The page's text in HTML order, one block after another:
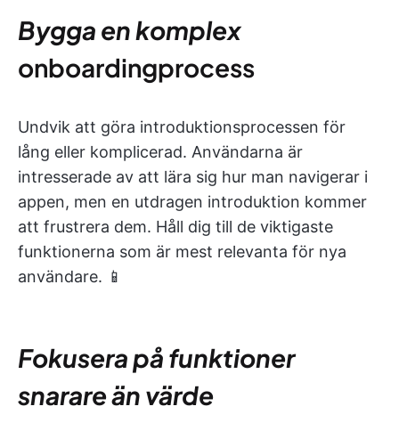
Bygga en komplex
onboardingprocess
Undvik att göra introduktionsprocessen för
lång eller komplicerad. Användarna är
intresserade av att lära sig hur man navigerar i
appen, men en utdragen introduktion kommer
att frustrera dem. Håll dig till de viktigaste
funktionerna som är mest relevanta för nya
användare. 📱
Fokusera på funktioner
snarare än värde